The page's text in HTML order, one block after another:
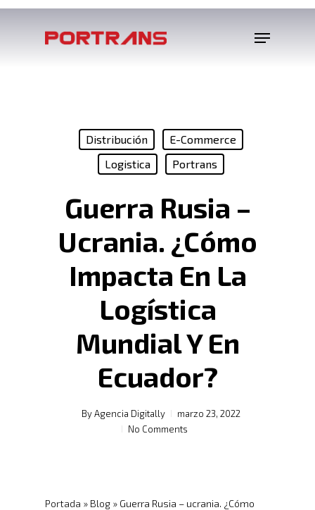
Distribución
E-Commerce
Logistica
Portrans
Guerra Rusia –
Ucrania. ¿Cómo
Impacta En La
Logística
Mundial Y En
Ecuador?
ByAgencia Digitally
marzo 23, 2022
No Comments
Portada » Blog » Guerra Rusia – ucrania. ¿Cómo